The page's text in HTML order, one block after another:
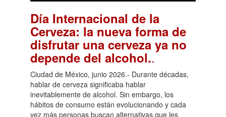
Día Internacional de la
Cerveza: la nueva forma de
disfrutar una cerveza ya no
depende del alcohol..
Ciudad de México, junio 2026.- Durante décadas,
hablar de cerveza significaba hablar
inevitablemente de alcohol. Sin embargo, los
hábitos de consumo están evolucionando y cada
vez más personas buscan alternativas que les